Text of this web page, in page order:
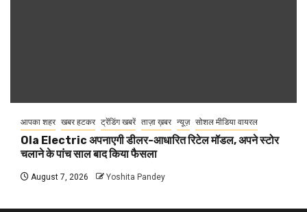
आपका शहर खबर हटकर ट्रेंडिंग खबरें ताज़ा ख़बर न्यूज़ सोशल मीडिया वायरल
Ola Electric अपनाएगी डीलर-आधारित रिटेल मॉडल, अपने स्टोर
चलाने के पांच साल बाद किया फैसला
August 7, 2026 Yoshita Pandey